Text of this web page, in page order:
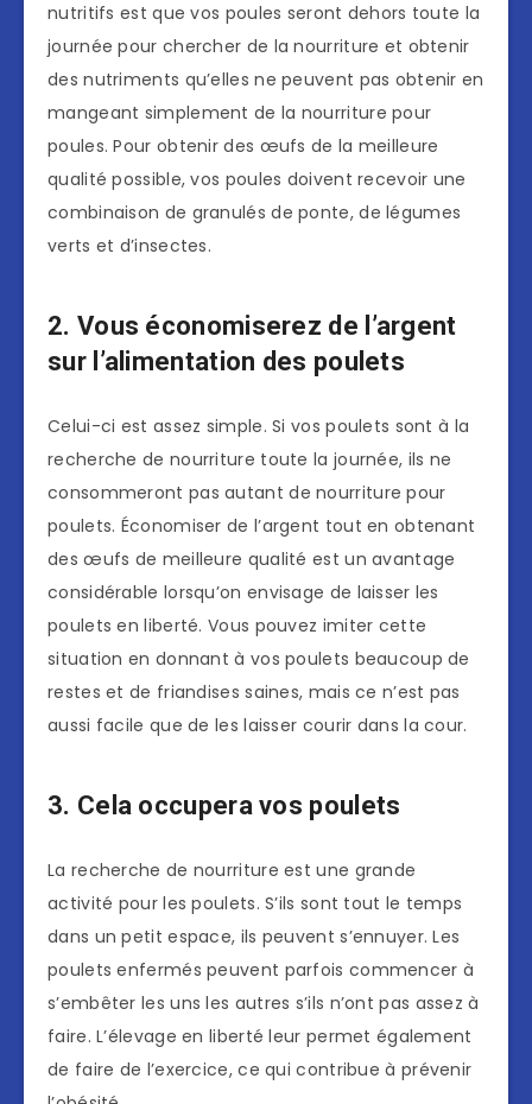
nutritifs est que vos poules seront dehors toute la
journée pour chercher de la nourriture et obtenir
des nutriments qu’elles ne peuvent pas obtenir en
mangeant simplement de la nourriture pour
poules. Pour obtenir des œufs de la meilleure
qualité possible, vos poules doivent recevoir une
combinaison de granulés de ponte, de légumes
verts et d’insectes.
2. Vous économiserez de l’argent
sur l’alimentation des poulets
Celui-ci est assez simple. Si vos poulets sont à la
recherche de nourriture toute la journée, ils ne
consommeront pas autant de nourriture pour
poulets. Économiser de l’argent tout en obtenant
des œufs de meilleure qualité est un avantage
considérable lorsqu’on envisage de laisser les
poulets en liberté. Vous pouvez imiter cette
situation en donnant à vos poulets beaucoup de
restes et de friandises saines, mais ce n’est pas
aussi facile que de les laisser courir dans la cour.
3. Cela occupera vos poulets
La recherche de nourriture est une grande
activité pour les poulets. S’ils sont tout le temps
dans un petit espace, ils peuvent s’ennuyer. Les
poulets enfermés peuvent parfois commencer à
s’embêter les uns les autres s’ils n’ont pas assez à
faire. L’élevage en liberté leur permet également
de faire de l’exercice, ce qui contribue à prévenir